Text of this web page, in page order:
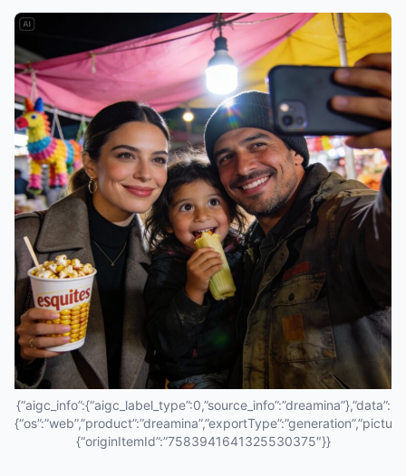
{“aigc_info”:{“aigc_label_type”:0,”source_info”:”dreamina”},”data”:
{“originItemId”:”7583941641325530375″}}